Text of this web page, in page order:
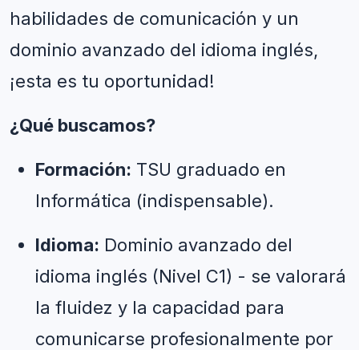
habilidades de comunicación y un
dominio avanzado del idioma inglés,
¡esta es tu oportunidad!
¿Qué buscamos?
Formación: TSU graduado en
Informática (indispensable).
Idioma: Dominio avanzado del
idioma inglés (Nivel C1) - se valorará
la fluidez y la capacidad para
comunicarse profesionalmente por